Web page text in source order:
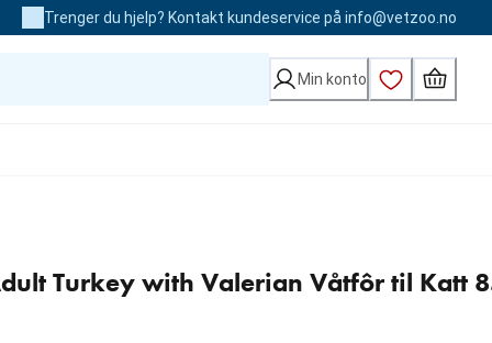
Trenger du hjelp? Kontakt kundeservice på info@vetzoo.no
Min konto
Turkey with Valerian Våtfôr til Katt